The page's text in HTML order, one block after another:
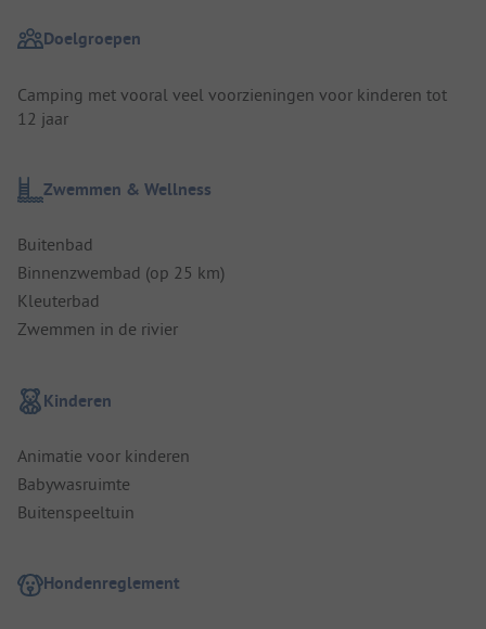
Doelgroepen
Camping met vooral veel voorzieningen voor kinderen tot
12 jaar
Zwemmen & Wellness
Buitenbad
Binnenzwembad (op 25 km)
Kleuterbad
Zwemmen in de rivier
Kinderen
Animatie voor kinderen
Babywasruimte
Buitenspeeltuin
Hondenreglement